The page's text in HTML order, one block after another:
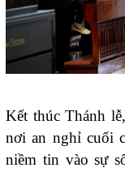
Kết thúc Thánh
nơi an nghỉ cuối
niềm tin vào sự